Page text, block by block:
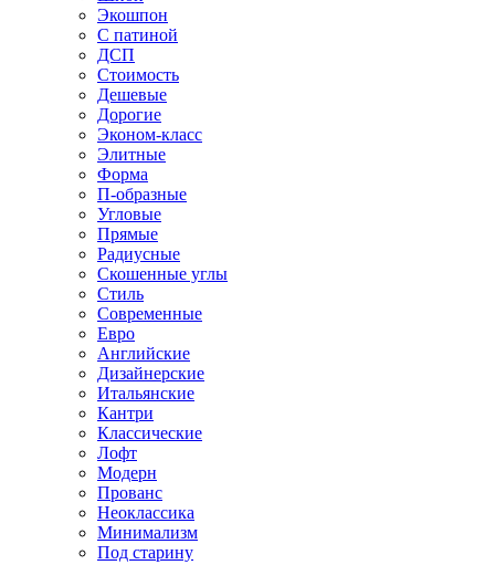
Экошпон
С патиной
ДСП
Стоимость
Дешевые
Дорогие
Эконом-класс
Элитные
Форма
П-образные
Угловые
Прямые
Радиусные
Скошенные углы
Стиль
Современные
Евро
Английские
Дизайнерские
Итальянские
Кантри
Классические
Лофт
Модерн
Прованс
Неоклассика
Минимализм
Под старину